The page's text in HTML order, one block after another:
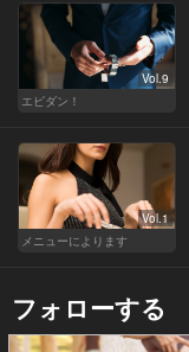
Vol.9
エビダン！
Vol.1
メニューによります
フォローする